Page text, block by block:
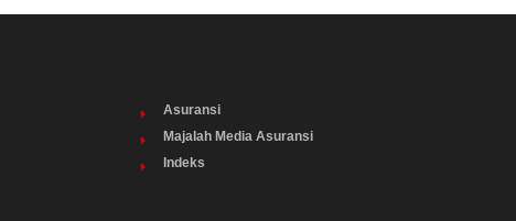
Asuransi
Majalah Media Asuransi
Indeks